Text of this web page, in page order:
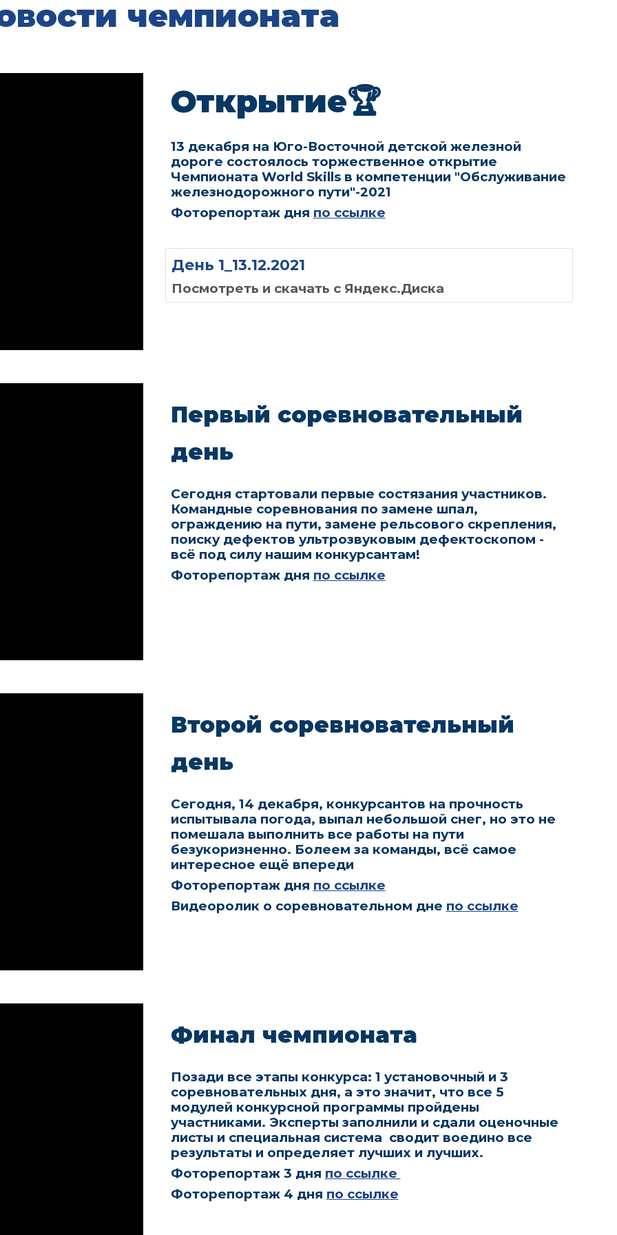
чемпионата
Открытие🏆
13 декабря на Юго-Восточной детской железной
дороге состоялось торжественное открытие
Чемпионата World Skills в компетенции "Обслуживание
железнодорожного пути"-2021
Фоторепортаж дня по ссылке
День 1_13.12.2021
Посмотреть и скачать с Яндекс.Диска
Первый соревновательный
день
Сегодня стартовали первые состязания участников.
Командные соревнования по замене шпал,
ограждению на пути, замене рельсового скрепления,
поиску дефектов ультрозвуковым дефектоскопом -
всё под силу нашим конкурсантам!
Фоторепортаж дня по ссылке
Второй соревновательный
день
Сегодня, 14 декабря, конкурсантов на прочность
испытывала погода, выпал небольшой снег, но это не
помешала выполнить все работы на пути
безукоризненно. Болеем за команды, всё самое
интересное ещё впереди
Фоторепортаж дня по ссылке
Видеоролик о соревновательном дне по ссылке
Финал чемпионата
Позади все этапы конкурса: 1 установочный и 3
соревновательных дня, а это значит, что все 5
модулей конкурсной программы пройдены
участниками. Эксперты заполнили и сдали оценочные
листы и специальная система сводит воедино все
результаты и определяет лучших и лучших.
Фоторепортаж 3 дня по ссылке
Фоторепортаж 4 дня по ссылке